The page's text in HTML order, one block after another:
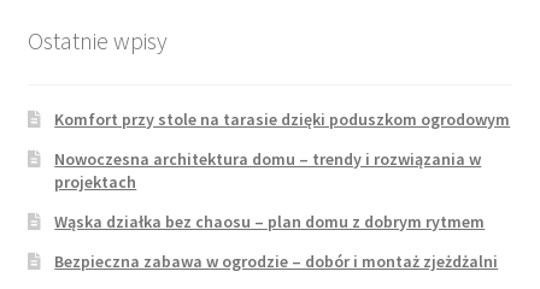
Ostatnie wpisy
Komfort przy stole na tarasie dzięki poduszkom ogrodowym
Nowoczesna architektura domu – trendy i rozwiązania w
projektach
Wąska działka bez chaosu – plan domu z dobrym rytmem
Bezpieczna zabawa w ogrodzie – dobór i montaż zjeżdżalni